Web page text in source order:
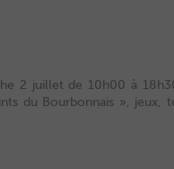
2 juillet de 10h00 à
du Bourbonnais », jeux,